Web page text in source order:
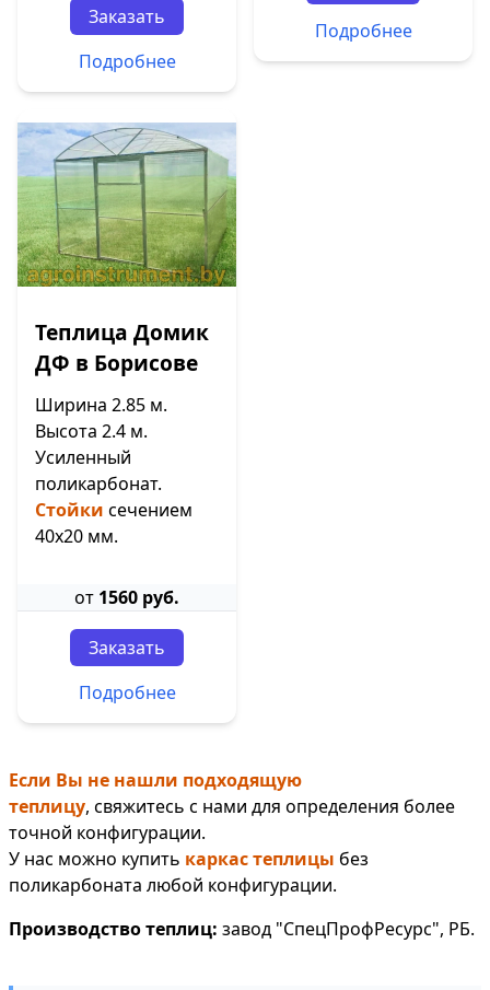
Заказать
Подробнее
Подробнее
Теплица Домик
ДФ в Борисове
Ширина 2.85 м.
Высота 2.4 м.
Усиленный
поликарбонат.
Стойки сечением
40х20 мм.
от 1560 руб.
Заказать
Подробнее
Если Вы не нашли подходящую
теплицу, свяжитесь с нами для определения более
точной конфигурации.
У нас можно купить каркас теплицы без
поликарбоната любой конфигурации.
Производство теплиц: завод "СпецПрофРесурс", РБ.